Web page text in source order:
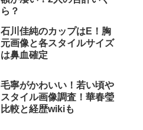
ら？
石川佳純のカップはE！胸
元画像と各スタイルサイズ
は鼻血確定
毛寧がかわいい！若い頃や
スタイル画像調査！華春瑩
比較と経歴wikiも